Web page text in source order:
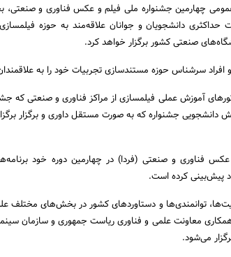
چهارمین جشنواره ملی فیلم و عکس فناوری و
حداکثری دانشجویان و جوانان علاقه‌مند به حوزه
صنعتی کشور برگزار خواهد کرد.
و افراد سرشناس حوزه مستندسازی تجربیات خود را به
آموزش عملی فیلمسازی از مراکز فناوری و صنعتی که
دانشجویی جشنواره که به صورت مستقل داوری و برگزار
فناوری و صنعتی (فردا) در چهارمین دوره خود
پیش‌بینی کرده است.
توانمندی‌ها و دستاوردهای کشور در بخش‌های مختلف
معاونت علمی و فناوری ریاست جمهوری و سازمان
می‌شود.